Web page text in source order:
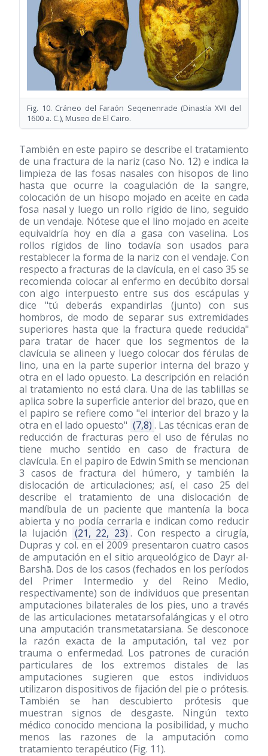
Fig. 10. Cráneo del Faraón Seqenenrade (Dinastía XVII del
1600 a. C.), Museo de El Cairo.
También en este papiro se describe el tratamiento
de una fractura de la nariz (caso No. 12) e indica la
limpieza de las fosas nasales con hisopos de lino
hasta que ocurre la coagulación de la sangre,
colocación de un hisopo mojado en aceite en cada
fosa nasal y luego un rollo rígido de lino, seguido
de un vendaje. Nótese que el lino mojado en aceite
equivaldría hoy en día a gasa con vaselina. Los
rollos rígidos de lino todavía son usados para
restablecer la forma de la nariz con el vendaje. Con
respecto a fracturas de la clavícula, en el caso 35 se
recomienda colocar al enfermo en decúbito dorsal
con algo interpuesto entre sus dos escápulas y
dice "tú deberás expandirlas (junto) con sus
hombros, de modo de separar sus extremidades
superiores hasta que la fractura quede reducida"
para tratar de hacer que los segmentos de la
clavícula se alineen y luego colocar dos férulas de
lino, una en la parte superior interna del brazo y
otra en el lado opuesto. La descripción en relación
al tratamiento no está clara. Una de las tablillas se
aplica sobre la superficie anterior del brazo, que en
el papiro se refiere como "el interior del brazo y la
otra en el lado opuesto" (7,8) . Las técnicas eran de
reducción de fracturas pero el uso de férulas no
tiene mucho sentido en caso de fractura de
clavícula. En el papiro de Edwin Smith se mencionan
3 casos de fractura del húmero, y también la
dislocación de articulaciones; así, el caso 25 del
describe el tratamiento de una dislocación de
mandíbula de un paciente que mantenía la boca
abierta y no podía cerrarla e indican como reducir
la lujación
(21, 22, 23) . Con respecto a cirugía,
Dupras y col. en el 2009 presentaron cuatro casos
de amputación en el sitio arqueológico de Dayr al-
Barshā. Dos de los casos (fechados en los períodos
del Primer Intermedio y del Reino Medio,
respectivamente) son de individuos que presentan
amputaciones bilaterales de los pies, uno a través
de las articulaciones metatarsofalángicas y el otro
una amputación transmetatarsiana. Se desconoce
la razón exacta de la amputación, tal vez por
trauma o enfermedad. Los patrones de curación
particulares de los extremos distales de las
amputaciones sugieren que estos individuos
utilizaron dispositivos de fijación del pie o prótesis.
También se han descubierto prótesis que
muestran signos de desgaste. Ningún texto
médico conocido menciona la posibilidad, y mucho
menos las razones de la amputación como
tratamiento terapéutico (Fig. 11).